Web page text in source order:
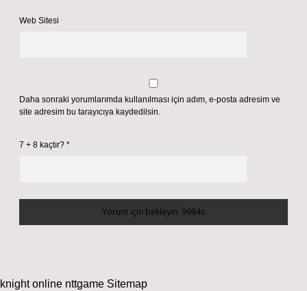
Web Sitesi
Daha sonraki yorumlarımda kullanılması için adım, e-posta adresim ve
site adresim bu tarayıcıya kaydedilsin.
7 + 8 kaçtır? *
knight online nttgame Sitemap